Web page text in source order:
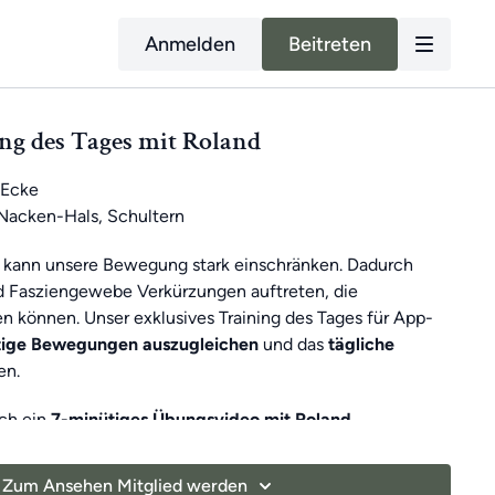
Anmelden Beitreten
des Tages mit Roland
Ecke
Hals, Schultern
unsere Bewegung stark einschränken. Dadurch
Fasziengewebe Verkürzungen auftreten, die
können. Unser exklusives Training des Tages für App-
Bewegungen auszugleichen und dastägliche
ein7-minütiges Übungsvideo mit Roland
Zum Ansehen Mitglied werden